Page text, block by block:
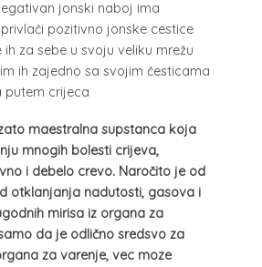
jonski naboj ima
pozitivno jonske cestice
za sebe u svoju veliku mrežu
ih zajedno sa svojim česticama
putem crijeca
maestralna supstanca koja
mnogih bolesti crijeva,
i debelo crevo. Naročito je od
otklanjanja nadutosti, gasova i
mirisa iz organa za
da je odlično sredsvo za
za varenje, vec moze